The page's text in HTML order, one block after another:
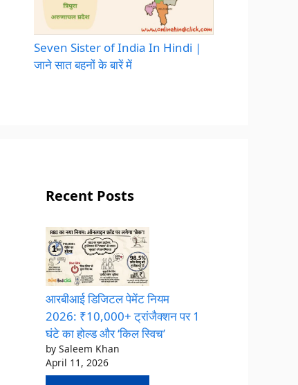
Seven Sister of India In Hindi |
जाने सात बहनों के बारें में
Recent Posts
आरबीआई डिजिटल पेमेंट नियम
2026: ₹10,000+ ट्रांजैक्शन पर 1
घंटे का होल्ड और ‘किल स्विच’
by Saleem Khan
April 11, 2026